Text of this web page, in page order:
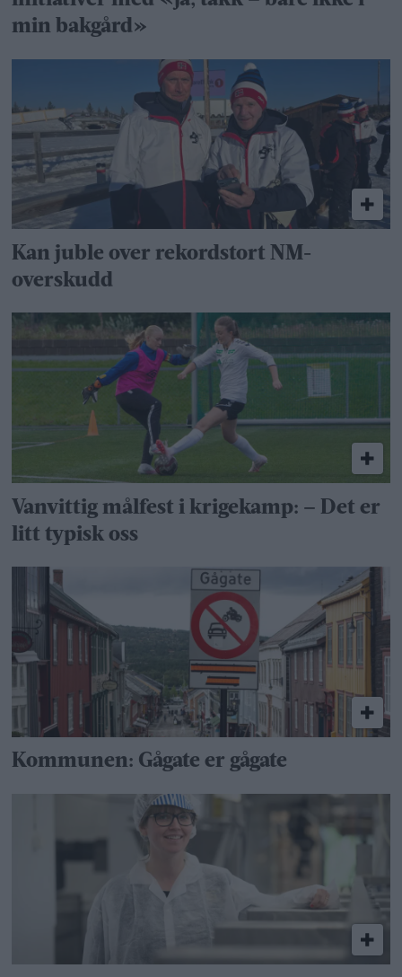
min bakgård»
Kan juble over rekordstort NM-
overskudd
Vanvittig målfest i krigekamp: – Det er
litt typisk oss
Kommunen: Gågate er gågate